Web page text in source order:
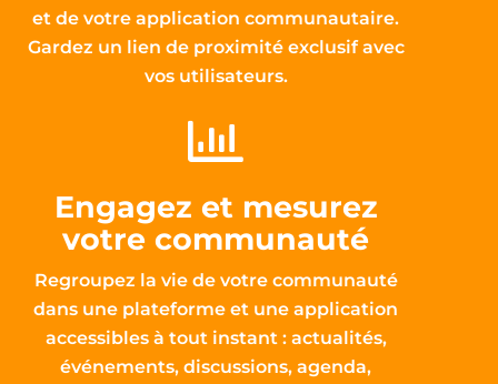
et de votre application communautaire.
Gardez un lien de proximité exclusif avec
vos utilisateurs.
Engagez et mesurez
votre communauté
Regroupez la vie de votre communauté
dans une plateforme et une application
accessibles à tout instant : actualités,
événements, discussions, agenda,